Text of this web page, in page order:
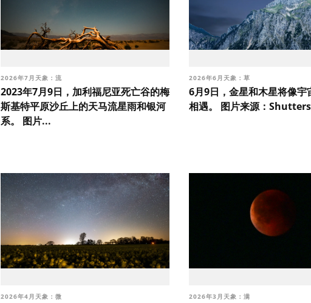
2026年7月天象：流
2023年7月9日，加利福尼亚死亡谷的梅
斯基特平原沙丘上的天马流星雨和银河
系。 图片...
2026年6月天象：草
6月9日，金星和木星将像宇
相遇。 图片来源：
2026年4月天象：微 2026年3月天象：满